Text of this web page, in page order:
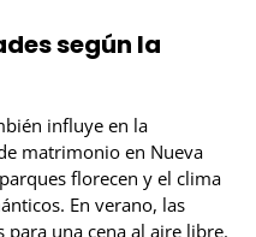
según la
influye en la
matrimonio en Nueva
florecen y el clima
En verano, las
para una cena al aire libre.